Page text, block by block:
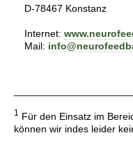
D-78467 Konstanz
Internet:
Mail:
1
Für den Einsatz im
können wir indes leider